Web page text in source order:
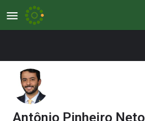
Antônio Pinheiro Neto